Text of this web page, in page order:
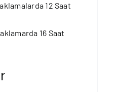
12 Saat
16 Saat